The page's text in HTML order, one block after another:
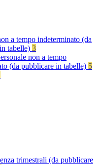
a tempo indeterminato (da
tabelle) 3
non a tempo
(da pubblicare in tabelle) 5
trimestrali (da pubblicare